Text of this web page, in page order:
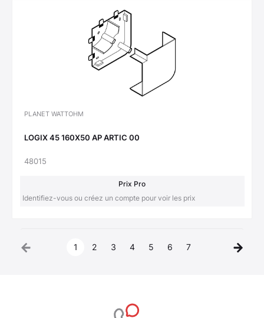
PLANET WATTOHM
LOGIX 45 160X50 AP ARTIC 00
48015
Prix Pro
Identifiez-vous ou créez un compte pour voir les prix
1 2 3 4 5 6 7